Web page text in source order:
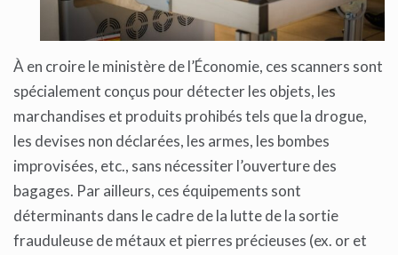
À en croire le ministère de l’Économie, ces scanners sont
spécialement conçus pour détecter les objets, les
marchandises et produits prohibés tels que la drogue,
les devises non déclarées, les armes, les bombes
improvisées, etc., sans nécessiter l’ouverture des
bagages. Par ailleurs, ces équipements sont
déterminants dans le cadre de la lutte de la sortie
frauduleuse de métaux et pierres précieuses (ex. or et